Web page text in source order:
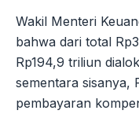
Wakil Menteri
bahwa dari total
Rp194,9 triliun
sementara sisanya,
pembayaran